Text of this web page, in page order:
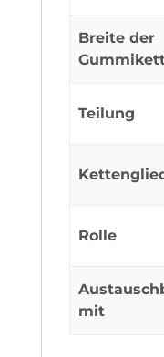
Breite der
Teilung
Rolle
mit